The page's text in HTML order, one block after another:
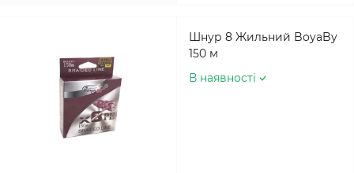
Шнур 8 Жильний BoyaBy
150 м
В наявності